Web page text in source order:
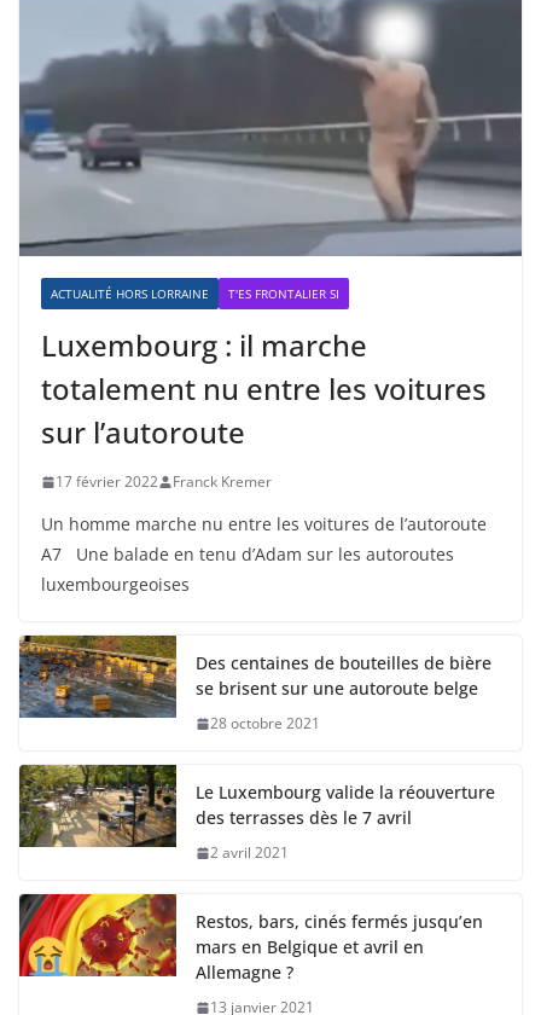
ACTUALITÉ HORS LORRAINE T'ES FRONTALIER SI
Luxembourg : il marche
totalement nu entre les voitures
sur l’autoroute
17 février 2022 Franck Kremer
Un homme marche nu entre les voitures de l’autoroute
A7 Une balade en tenu d’Adam sur les autoroutes
luxembourgeoises
Des centaines de bouteilles de bière
se brisent sur une autoroute belge
28 octobre 2021
Le Luxembourg valide la réouverture
des terrasses dès le 7 avril
2 avril 2021
Restos, bars, cinés fermés jusqu’en
mars en Belgique et avril en
Allemagne ?
13 janvier 2021